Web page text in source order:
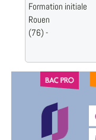
Formation initiale
Rouen
(76) -